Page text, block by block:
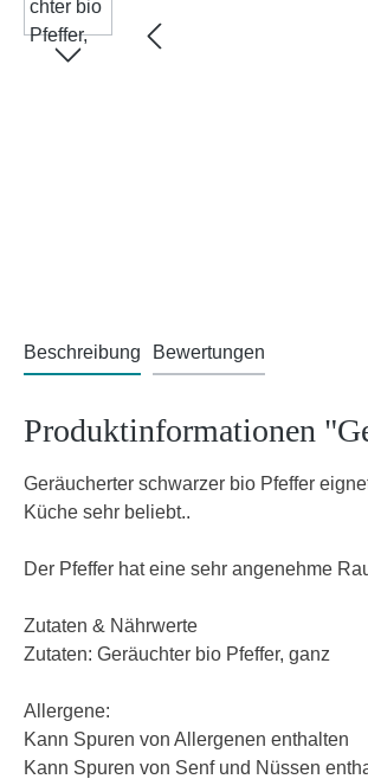
Beschreibung Bewertungen
Produktinformationen
Geräucherter schwarzer bio Pfeffer
Küche sehr beliebt..
Der Pfeffer hat eine sehr angenehme
Zutaten & Nährwerte
Zutaten: Geräuchter bio Pfeffer, ganz
Allergene:
Kann Spuren von Allergenen enthalten
Kann Spuren von Senf und Nüssen